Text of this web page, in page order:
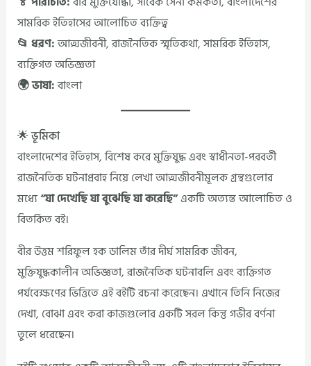
সামরিক ইতিহাসের আলোচিত ব্যক্তিত্ব
📂 ধরণ:আত্মজীবনী, রাজনৈতিক স্মৃতিকথা, সামরিক ইতিহাস,
ব্যক্তিগত অভিজ্ঞতা
🌍 ভাষা:বাংলা
🌟 ভূমিকা
বাংলাদেশের ইতিহাস, বিশেষ করে মুক্তিযুদ্ধ এবং স্বাধীনতা-পরবর্তী
রাজনৈতিক ঘটনাপ্রবাহ নিয়ে লেখা আত্মজীবনীমূলক গ্রন্থগুলোর
মধ্যে“যা দেখেছি যা বুঝেছি যা করেছি”একটি অত্যন্ত আলোচিত ও
বিতর্কিত বই।
বীর উত্তম শরিফুল হক ডালিম তাঁর দীর্ঘ সামরিক জীবন,
মুক্তিযুদ্ধকালীন অভিজ্ঞতা, রাজনৈতিক ঘটনাবলি এবং ব্যক্তিগত
পর্যবেক্ষণের ভিত্তিতে এই বইটি রচনা করেছেন। এখানে তিনি নিজের
দেখা, বোঝা এবং করা কাজগুলোর একটি সরল কিন্তু গভীর বর্ণনা
তুলে ধরেছেন।